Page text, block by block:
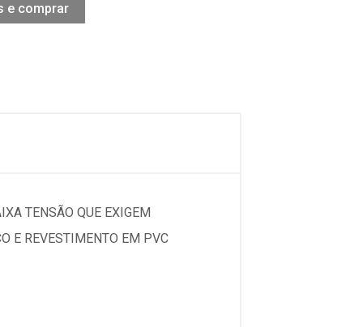
e comprar
TENSÃO QUE EXIGEM
E REVESTIMENTO EM PVC